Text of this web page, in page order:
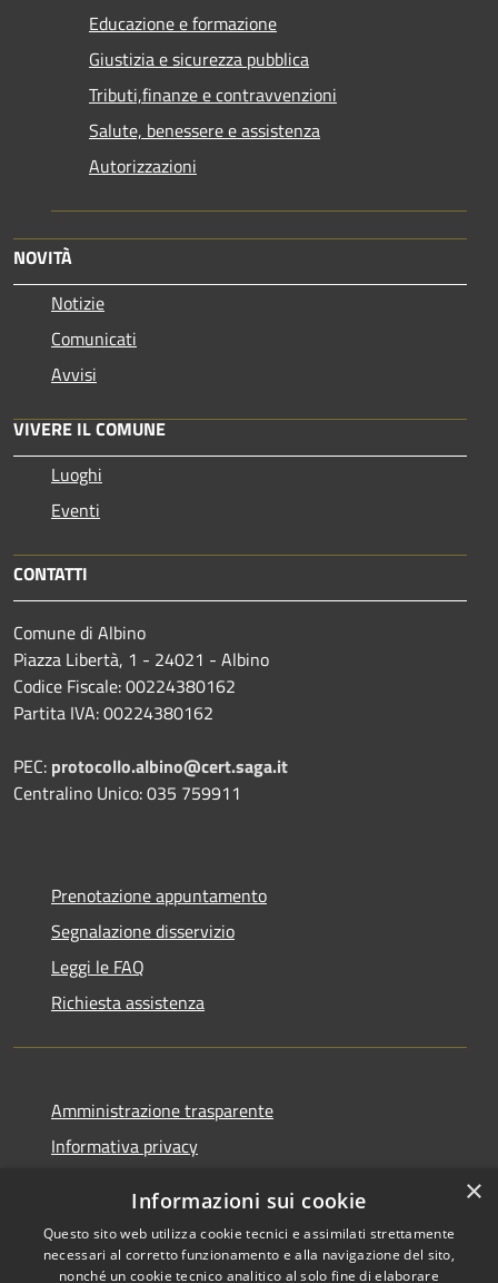
Educazione e formazione
Giustizia e sicurezza pubblica
Tributi,finanze e contravvenzioni
Salute, benessere e assistenza
Autorizzazioni
NOVITÀ
Notizie
Comunicati
Avvisi
VIVERE IL COMUNE
Luoghi
Eventi
CONTATTI
Comune di Albino
Piazza Libertà, 1 - 24021 - Albino
Codice Fiscale: 00224380162
Partita IVA: 00224380162
PEC: protocollo.albino@cert.saga.it
Centralino Unico: 035 759911
Prenotazione appuntamento
Segnalazione disservizio
Leggi le FAQ
Richiesta assistenza
Amministrazione trasparente
Informativa privacy
Dichiarazione di accessibilità
×
Informazioni sui cookie
Questo sito web utilizza cookie tecnici e assimilati strettamente
necessari al corretto funzionamento e alla navigazione del sito,
nonché un cookie tecnico analitico al solo fine di elaborare